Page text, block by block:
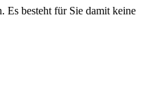
besteht für Sie damit keine